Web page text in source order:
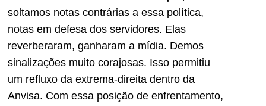
soltamos notas contrárias a essa política,
notas em defesa dos servidores. Elas
reverberaram, ganharam a mídia. Demos
sinalizações muito corajosas. Isso permitiu
um refluxo da extrema-direita dentro da
Anvisa. Com essa posição de enfrentamento,